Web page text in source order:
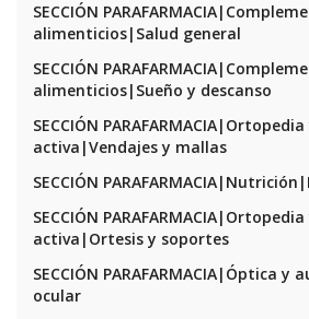
SECCIÓN
alimenticios|Salud general
SECCIÓN
alimenticios|Sueño y descanso
SECCIÓN
activa|Vendajes y mallas
SECCIÓN
SECCIÓN
activa|Ortesis y soportes
SECCIÓN PARAFARMACIA|Óptica
ocular